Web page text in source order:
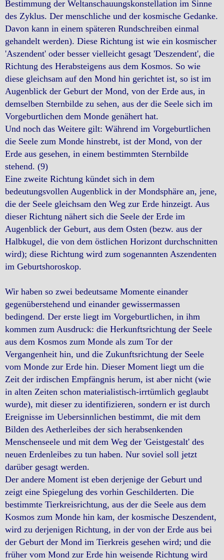
Bestimmung der Weltanschauungskonstellation im Sinne
des Zyklus. Der menschliche und der kosmische Gedanke.
Davon kann in einem späteren Rundschreiben einmal
gehandelt werden). Diese Richtung ist wie ein kosmischer
'Aszendent' oder besser vielleicht gesagt 'Deszendent', die
Richtung des Herabsteigens aus dem Kosmos. So wie
diese gleichsam auf den Mond hin gerichtet ist, so ist im
Augenblick der Geburt der Mond, von der Erde aus, in
demselben Sternbilde zu sehen, aus der die Seele sich im
Vorgeburtlichen dem Monde genähert hat.
Und noch das Weitere gilt: Während im Vorgeburtlichen
die Seele zum Monde hinstrebt, ist der Mond, von der
Erde aus gesehen, in einem bestimmten Sternbilde
stehend. (9)
Eine zweite Richtung kündet sich in dem
bedeutungsvollen Augenblick in der Mondsphäre an, jene,
die der Seele gleichsam den Weg zur Erde hinzeigt. Aus
dieser Richtung nähert sich die Seele der Erde im
Augenblick der Geburt, aus dem Osten (bezw. aus der
Halbkugel, die von dem östlichen Horizont durchschnitten
wird); diese Richtung wird zum sogenannten Aszendenten
im Geburtshoroskop.
Wir haben so zwei bedeutsame Momente einander
gegenüberstehend und einander gewissermassen
bedingend. Der erste liegt im Vorgeburtlichen, in ihm
kommen zum Ausdruck: die Herkunftsrichtung der Seele
aus dem Kosmos zum Monde als zum Tor der
Vergangenheit hin, und die Zukunftsrichtung der Seele
vom Monde zur Erde hin. Dieser Moment liegt um die
Zeit der irdischen Empfängnis herum, ist aber nicht (wie
in alten Zeiten schon materialistisch-irrtümlich geglaubt
wurde), mit dieser zu identifizieren, sondern er ist durch
Ereignisse im Uebersinnlichen bestimmt, die mit dem
Bilden des Aetherleibes der sich herabsenkenden
Menschenseele und mit dem Weg der 'Geistgestalt' des
neuen Erdenleibes zu tun haben. Nur soviel soll jetzt
darüber gesagt werden.
Der andere Moment ist eben derjenige der Geburt und
zeigt eine Spiegelung des vorhin Geschilderten. Die
bestimmte Tierkreisrichtung, aus der die Seele aus dem
Kosmos zum Monde hin kam, der kosmische Deszendent,
wird zu derjenigen Richtung, in der von der Erde aus bei
der Geburt der Mond im Tierkreis gesehen wird; und die
früher vom Mond zur Erde hin weisende Richtung wird